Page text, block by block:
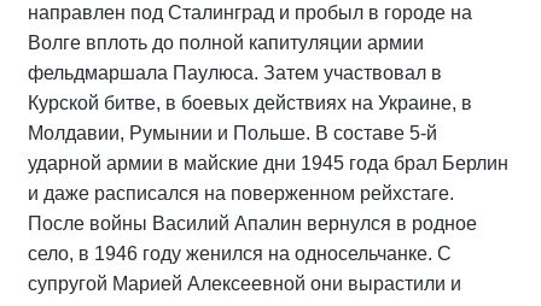
направлен под Сталинград и пробыл в городе на
Волге вплоть до полной капитуляции армии
фельдмаршала Паулюса. Затем участвовал в
Курской битве, в боевых действиях на Украине, в
Молдавии, Румынии и Польше. В составе 5-й
ударной армии в майские дни 1945 года брал Берлин
и даже расписался на поверженном рейхстаге.
После войны Василий Апалин вернулся в родное
село, в 1946 году женился на односельчанке. С
супругой Марией Алексеевной они вырастили и